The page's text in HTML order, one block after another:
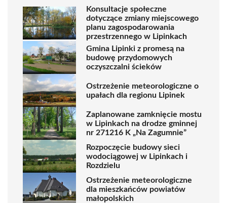
Konsultacje społeczne
dotyczące zmiany miejscowego
planu zagospodarowania
przestrzennego w Lipinkach
Gmina Lipinki z promesą na
budowę przydomowych
oczyszczalni ścieków
Ostrzeżenie meteorologiczne o
upałach dla regionu Lipinek
Zaplanowane zamknięcie mostu
w Lipinkach na drodze gminnej
nr 271216 K „Na Zagumnie”
Rozpoczęcie budowy sieci
wodociągowej w Lipinkach i
Rozdzielu
Ostrzeżenie meteorologiczne
dla mieszkańców powiatów
małopolskich